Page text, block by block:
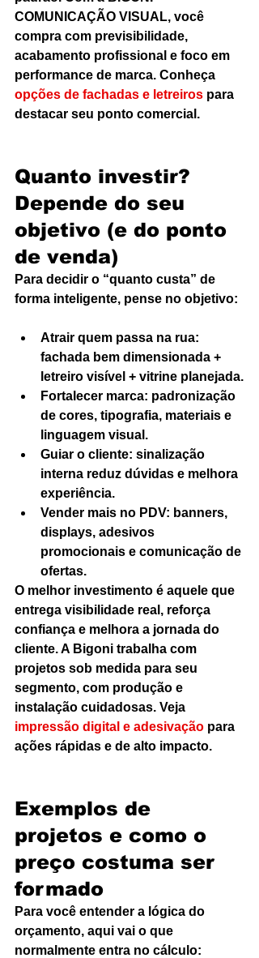
COMUNICAÇÃO VISUAL, você
compra com previsibilidade,
acabamento profissional e foco em
performance de marca. Conheça
opções de fachadas e letreiros para
destacar seu ponto comercial.
Quanto investir?
Depende do seu
objetivo (e do ponto
de venda)
Para decidir o “quanto custa” de
forma inteligente, pense no objetivo:
Atrair quem passa na rua:
fachada bem dimensionada +
letreiro visível + vitrine planejada.
Fortalecer marca: padronização
de cores, tipografia, materiais e
linguagem visual.
Guiar o cliente: sinalização
interna reduz dúvidas e melhora
experiência.
Vender mais no PDV: banners,
displays, adesivos
promocionais e comunicação de
ofertas.
O melhor investimento é aquele que
entrega visibilidade real, reforça
confiança e melhora a jornada do
cliente. A Bigoni trabalha com
projetos sob medida para seu
segmento, com produção e
instalação cuidadosas. Veja
impressão digital e adesivação para
ações rápidas e de alto impacto.
Exemplos de
projetos e como o
preço costuma ser
formado
Para você entender a lógica do
orçamento, aqui vai o que
normalmente entra no cálculo: